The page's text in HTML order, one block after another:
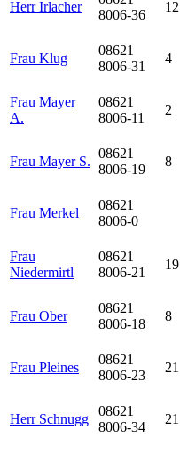
Herr Irlacher
8006-36
12
Frau Klug
08621
8006-31
4
Frau Mayer
A.
08621
8006-11
2
Frau Mayer S.
08621
8006-19
8
Frau Merkel
08621
8006-0
Frau
Niedermirtl
08621
8006-21
19
Frau Ober
08621
8006-18
8
Frau Pleines
08621
8006-23
21
Herr Schnugg
08621
8006-34
21